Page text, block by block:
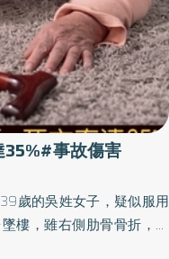
的類型，除了車禍與溺水
傷、燒燙傷、異物梗塞、
傷、玩電線、插孔觸電、
見事故傷害 5大類注意事
家長不留神，幾秒鐘內孩
線，更不可讓兒童獨處在
墜落、玩火引燃、溺水或
家庭署整理常見於春節期
安全意識，平平安安過好
，避免觸傷兒童。燒金紙
事故傷害
歲的吳姓女子，疑似服用
樓，雖右側肋骨骨折，但